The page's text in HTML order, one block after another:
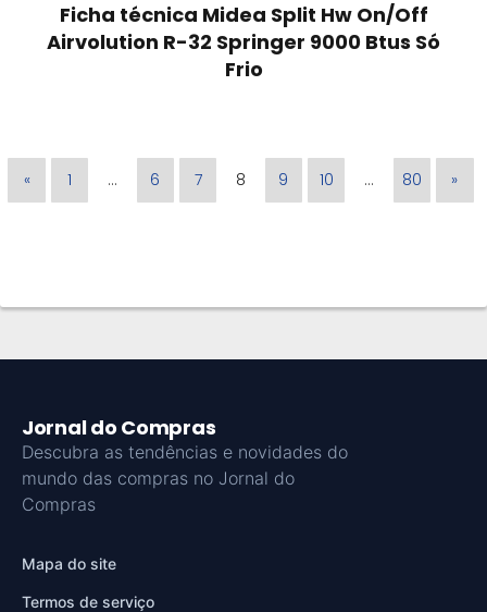
Ficha técnica Midea Split Hw On/Off
Airvolution R-32 Springer 9000 Btus Só
Frio
« 1 … 6 7 8 9 10 … 80 »
Jornal do Compras
Descubra as tendências e novidades do
mundo das compras no Jornal do
Compras
Mapa do site
Termos de serviço